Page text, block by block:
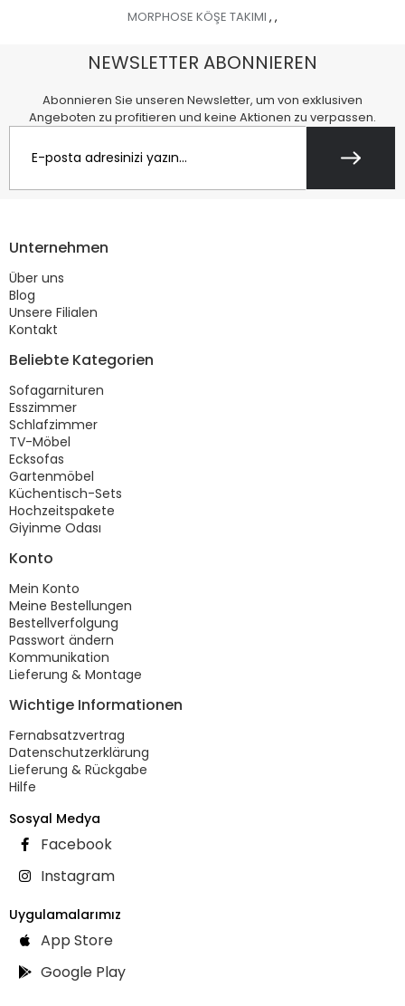
MORPHOSE KÖŞE TAKIMI , ,
NEWSLETTER ABONNIEREN
Abonnieren Sie unseren Newsletter, um von exklusiven
Angeboten zu profitieren und keine Aktionen zu verpassen.
Unternehmen
Über uns
Blog
Unsere Filialen
Kontakt
Beliebte Kategorien
Sofagarnituren
Esszimmer
Schlafzimmer
TV-Möbel
Ecksofas
Gartenmöbel
Küchentisch-Sets
Hochzeitspakete
Giyinme Odası
Konto
Mein Konto
Meine Bestellungen
Bestellverfolgung
Passwort ändern
Kommunikation
Lieferung & Montage
Wichtige Informationen
Fernabsatzvertrag
Datenschutzerklärung
Lieferung & Rückgabe
Hilfe
Sosyal Medya
Facebook
Instagram
Uygulamalarımız
App Store
Google Play